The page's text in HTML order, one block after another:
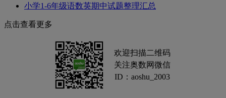
小学1-6年级语数英期中试题整理汇总
点击查看更多
欢迎扫描二维码
关注奥数网微信
ID：aoshu_2003